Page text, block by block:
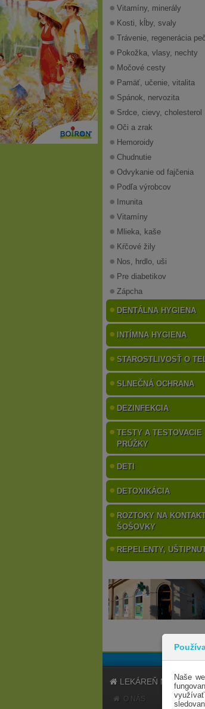
Naše
Vitamíny, minerály
Kosti, kĺby, svaly
Trávenie, regenerácia
Pokožka, vlasy, nechty
Močové cesty
Pamäť, učenie, vitalita
Spánok, nervozita
Srdce, cievy, cholesterol
Oči a zrak
Hemoroidy
Chudnutie
Odvykanie od fajčenia
Podľa výrobcov
Imunita
Vitamíny
Mlieka, kaše
Kŕčové žily
Nos, hrdlo, uši
Pre diabetikov
Zápcha
DENTÁLNA HYGIENA
INTÍMNA HYGIENA
STAROSTLIVOSŤ O
SLNEČNÁ OCHRANA
DEZINFEKCIA
TESTY A TESTOVACIE
PRÚŽKY
DETI
DETOXIKÁCIA
ROZTOKY NA
ŠOŠOVKY
REPELENTY,
LEKÁREŇ MARATÓN
O NÁS